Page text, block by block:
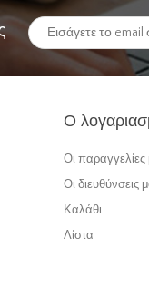
Ο
Οι παραγγελίες
Οι διευθύνσεις
Καλάθι
Λίστα